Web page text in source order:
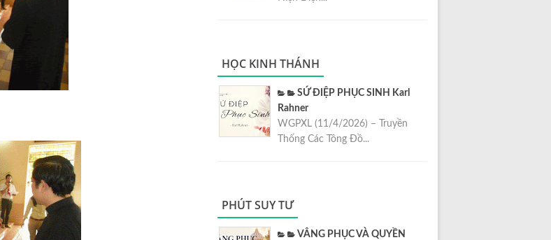
HỌC KINH THÁNH
SỨ ĐIỆP PHỤC SINH Karl
Rahner
WGPXL (11/4/2026) – Truyền
Thống Các Tông Đồ...
PHÚT SUY TƯ
VÂNG PHỤC VÀ QUYỀN